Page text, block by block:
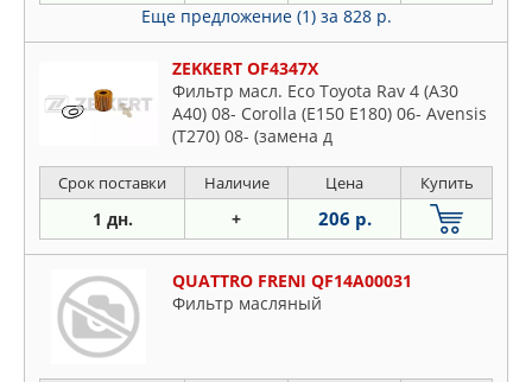
Еще предложение (1) за 828 р.
ZEKKERT OF4347X
Фильтр масл. Eco Toyota Rav 4 (A30
A40) 08- Corolla (E150 E180) 06- Avensis
(T270) 08- (замена д
Срок поставки Наличие Цена Купить
1 дн. + 206 р.
QUATTRO FRENI QF14A00031
Фильтр масляный